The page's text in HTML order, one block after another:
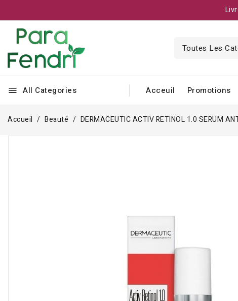
menu All Categories Acceuil Promotions
Accueil Beauté DERMACEUTIC ACTIV RETINOL 1.0 SERUM